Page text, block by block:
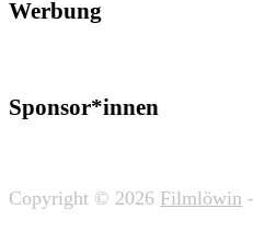
Werbung
Sponsor*innen
Copyright © 2026 Filmlöwin